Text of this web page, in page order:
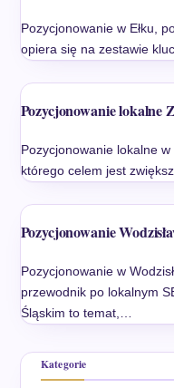
Pozycjonowanie w Ełku,
opiera się na zestawie
Pozycjonowanie lokalne
Pozycjonowanie lokalne
którego celem jest
Pozycjonowanie
Pozycjonowanie w
przewodnik po lokalnym
Śląskim to temat,…
Kategorie